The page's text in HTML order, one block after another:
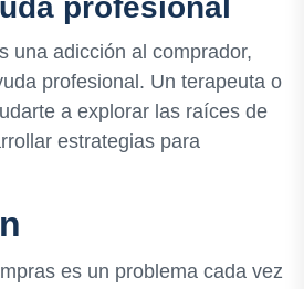
profesional
una adicción al comprador,
profesional. Un terapeuta o
a explorar las raíces de
estrategias para
es un problema cada vez